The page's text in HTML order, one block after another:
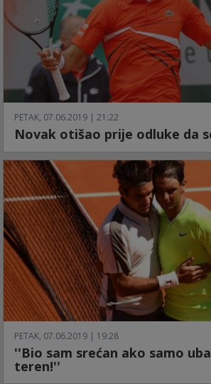
PETAK, 07.06.2019 | 21:22
Novak otišao prije odluke da
PETAK, 07.06.2019 | 19:28
''Bio sam srećan ako samo
teren!''